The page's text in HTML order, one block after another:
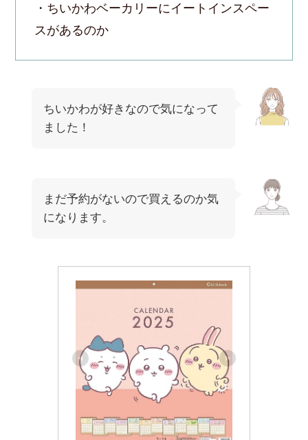
・ちいかわベーカリーにイートインスペー
スがあるのか
ちいかわが好きなので気になって
ました！
まだ予約がないので買えるのか気
になります。